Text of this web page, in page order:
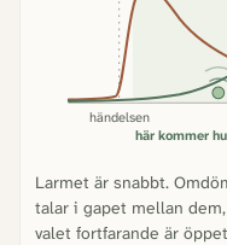
händelsen
här kommer
Larmet är snabbt.
talar i gapet mellan
valet fortfarande är